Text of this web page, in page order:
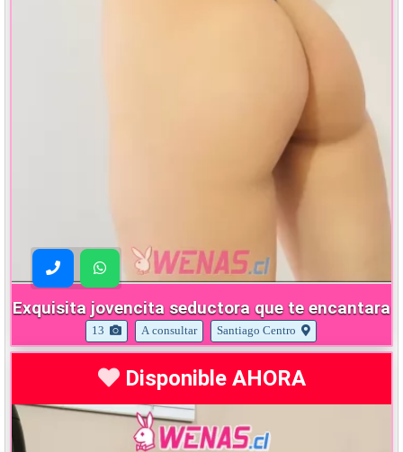
Exquisita jovencita seductora que te encantara
13 A consultar Santiago Centro
Disponible AHORA